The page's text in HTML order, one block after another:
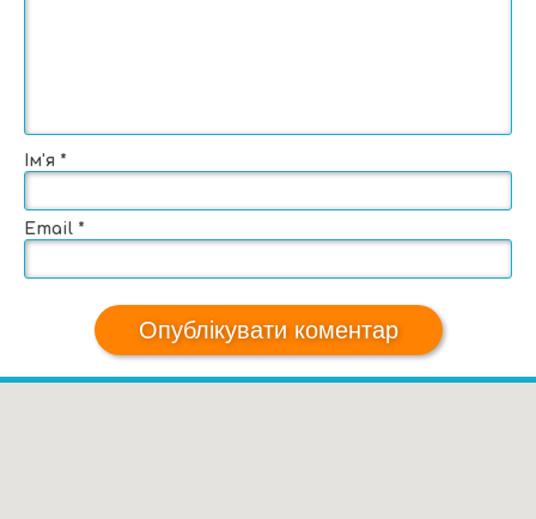
Ім'я *
Email *